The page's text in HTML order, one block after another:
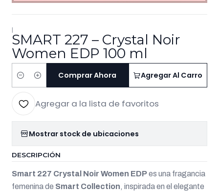
|
SMART 227 – Crystal Noir
Women EDP 100 ml
Cantidad
Agregar Al Carro
Comprar Ahora
Agregar a la lista de favoritos
Mostrar stock de ubicaciones
DESCRIPCIÓN
Smart 227 Crystal Noir Women EDPes una fragancia
femenina de Smart Collection, inspirada en el elegante